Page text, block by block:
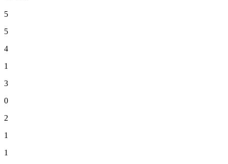
5
5
4
1
3
0
2
1
1